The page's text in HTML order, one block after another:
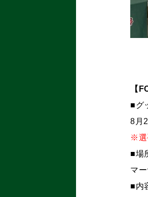
【
■グ
8月
※選
■場
マ
■内